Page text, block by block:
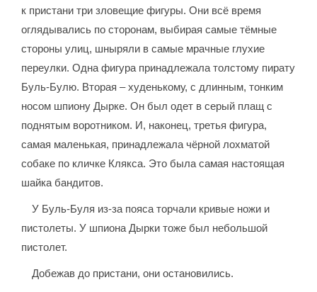
к пристани три зловещие фигуры. Они всё время
оглядывались по сторонам, выбирая самые тёмные
стороны улиц, шныряли в самые мрачные глухие
переулки. Одна фигура принадлежала толстому пирату
Буль-Булю. Вторая – худенькому, с длинным, тонким
носом шпиону Дырке. Он был одет в серый плащ с
поднятым воротником. И, наконец, третья фигура,
самая маленькая, принадлежала чёрной лохматой
собаке по кличке Клякса. Это была самая настоящая
шайка бандитов.
У Буль-Буля из-за пояса торчали кривые ножи и
пистолеты. У шпиона Дырки тоже был небольшой
пистолет.
Добежав до пристани, они остановились.